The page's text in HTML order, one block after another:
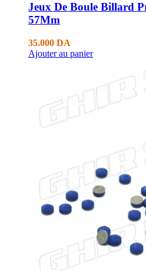
Jeux De Boule Billard
57Mm
35.000 DA
Ajouter au panier